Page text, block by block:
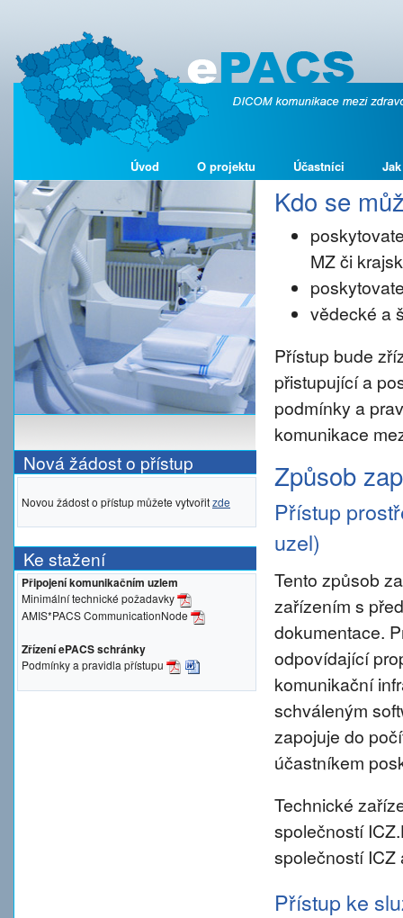
Úvod O projektu Účastníci
Nová žádost o přístup
Novou žádost o přístup můžete vytvořitzde
Ke stažení
Připojení komunikačním uzlem
Minimální technické požadavky
AMIS*PACS CommunicationNode
Zřízení ePACS schránky
Podmínky a pravidla přístupu
Kdo se
MZ či
vědecké a
Přístup bude
přistupující a
podmínky a
komunikace
Způsob
Přístup
uzel)
Tento způsob
zařízením s
dokumentace.
odpovídající
komunikační
schváleným
zapojuje do
účastníkem
Technické
společností
společností ICZ
Přístup ke